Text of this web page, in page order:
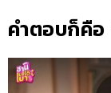
คำตอบก็คือ